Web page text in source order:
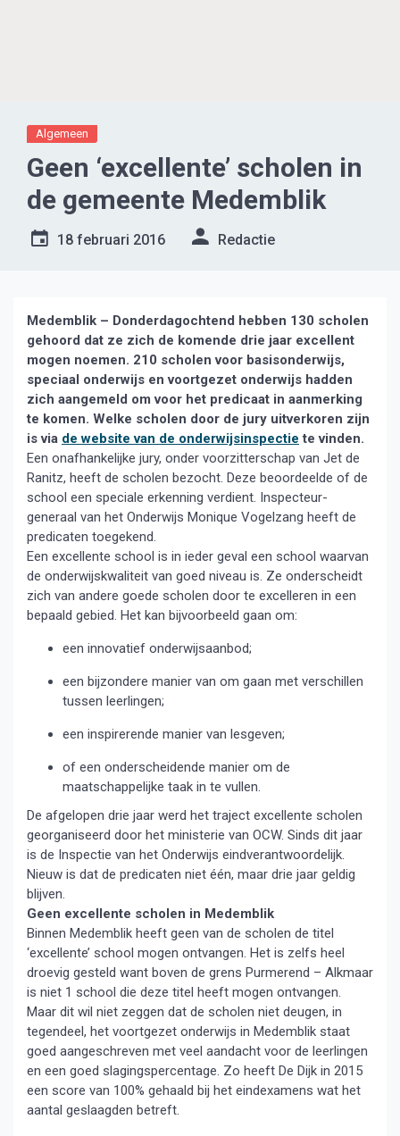
Algemeen
Geen ‘excellente’ scholen in
de gemeente Medemblik
18 februari 2016 Redactie
Medemblik – Donderdagochtend hebben 130 scholen
gehoord dat ze zich de komende drie jaar excellent
mogen noemen. 210 scholen voor basisonderwijs,
speciaal onderwijs en voortgezet onderwijs hadden
zich aangemeld om voor het predicaat in aanmerking
te komen. Welke scholen door de jury uitverkoren zijn
is via de website van de onderwijsinspectie te vinden.
Een onafhankelijke jury, onder voorzitterschap van Jet de
Ranitz, heeft de scholen bezocht. Deze beoordeelde of de
school een speciale erkenning verdient. Inspecteur-
generaal van het Onderwijs Monique Vogelzang heeft de
predicaten toegekend.
Een excellente school is in ieder geval een school waarvan
de onderwijskwaliteit van goed niveau is. Ze onderscheidt
zich van andere goede scholen door te excelleren in een
bepaald gebied. Het kan bijvoorbeeld gaan om:
een innovatief onderwijsaanbod;
een bijzondere manier van om gaan met verschillen
tussen leerlingen;
een inspirerende manier van lesgeven;
of een onderscheidende manier om de
maatschappelijke taak in te vullen.
De afgelopen drie jaar werd het traject excellente scholen
georganiseerd door het ministerie van OCW. Sinds dit jaar
is de Inspectie van het Onderwijs eindverantwoordelijk.
Nieuw is dat de predicaten niet één, maar drie jaar geldig
blijven.
Geen excellente scholen in Medemblik
Binnen Medemblik heeft geen van de scholen de titel
‘excellente’ school mogen ontvangen. Het is zelfs heel
droevig gesteld want boven de grens Purmerend – Alkmaar
is niet 1 school die deze titel heeft mogen ontvangen.
Maar dit wil niet zeggen dat de scholen niet deugen, in
tegendeel, het voortgezet onderwijs in Medemblik staat
goed aangeschreven met veel aandacht voor de leerlingen
en een goed slagingspercentage. Zo heeft De Dijk in 2015
een score van 100% gehaald bij het eindexamens wat het
aantal geslaagden betreft.